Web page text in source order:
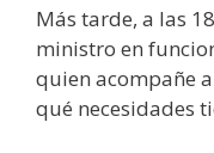
Más tarde, a las
ministro en
quien acompañe
qué necesidades